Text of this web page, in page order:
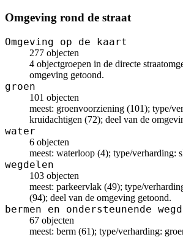
Omgeving rond de straat
Omgeving op de kaart
277 objecten
4 objectgroepen in de directe
omgeving getoond.
groen
101 objecten
meest: groenvoorziening (101); type/
kruidachtigen (72); deel van de
water
6 objecten
meest: waterloop (4); type/verharding:
wegdelen
103 objecten
meest: parkeervlak (49); type/
(94); deel van de omgeving getoond.
bermen en ondersteunende
67 objecten
meest: berm (61); type/verharding: